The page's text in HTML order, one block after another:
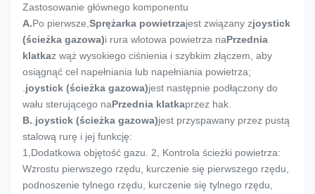
Zastosowanie głównego komponentu
A.Po pierwsze, Sprężarka powietrzajest związany zjoystick
(ścieżka gazowa)i rura wlotowa powietrza naPrzednia
klatkaz wąż wysokiego ciśnienia i szybkim złączem, aby
osiągnąć cel napełniania lub napełniania powietrza;
joystick (ścieżka gazowa)jest następnie podłączony do
wału sterującego naPrzednia klatkaprzez hak.
B. joystick (ścieżka gazowa)jest przyspawany przez pustą
stalową rurę i jej funkcję:
1, Dodatkowa objętość gazu. 2, Kontrola ścieżki powietrza:
Wzrostu pierwszego rzędu, kurczenie się pierwszego rzędu,
podnoszenie tylnego rzędu, kurczenie się tylnego rzędu,